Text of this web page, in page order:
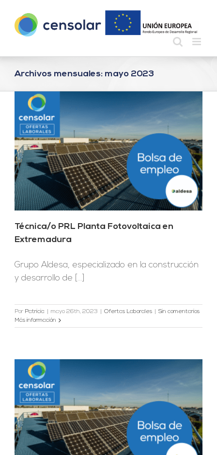
contenido
Archivos mensuales: mayo 2023
Técnica/o PRL Planta Fotovoltaica en
Extremadura
Grupo Aldesa, especializado en la construcción
y desarrollo de [...]
Por Patricia mayo 26th, 2023 Ofertas Laborales
Sin comentarios
Más información